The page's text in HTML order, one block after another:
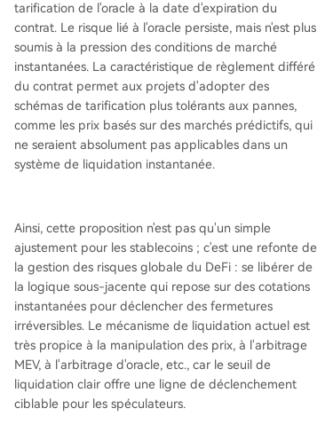
tarification de l'oracle à la date d'expiration du
contrat. Le risque lié à l'oracle persiste, mais n'est plus
soumis à la pression des conditions de marché
instantanées. La caractéristique de règlement différé
du contrat permet aux projets d'adopter des
schémas de tarification plus tolérants aux pannes,
comme les prix basés sur des marchés prédictifs, qui
ne seraient absolument pas applicables dans un
système de liquidation instantanée.
Ainsi, cette proposition n'est pas qu'un simple
ajustement pour les stablecoins ; c'est une refonte de
la gestion des risques globale du DeFi : se libérer de
la logique sous-jacente qui repose sur des cotations
instantanées pour déclencher des fermetures
irréversibles. Le mécanisme de liquidation actuel est
très propice à la manipulation des prix, à l'arbitrage
MEV, à l'arbitrage d'oracle, etc., car le seuil de
liquidation clair offre une ligne de déclenchement
ciblable pour les spéculateurs.